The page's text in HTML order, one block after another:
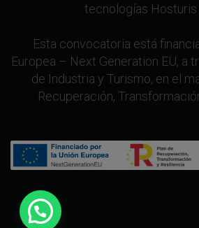
tecnologías Hosturis
Esta convocatoria está
Europea – Next Generation EU, a
de Industria y Turismo, en el
Recuperación,